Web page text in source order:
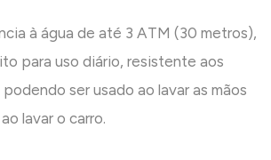
à água de até 3 ATM (30 metros),
para uso diário, resistente aos
ser usado ao lavar as mãos
lavar o carro.